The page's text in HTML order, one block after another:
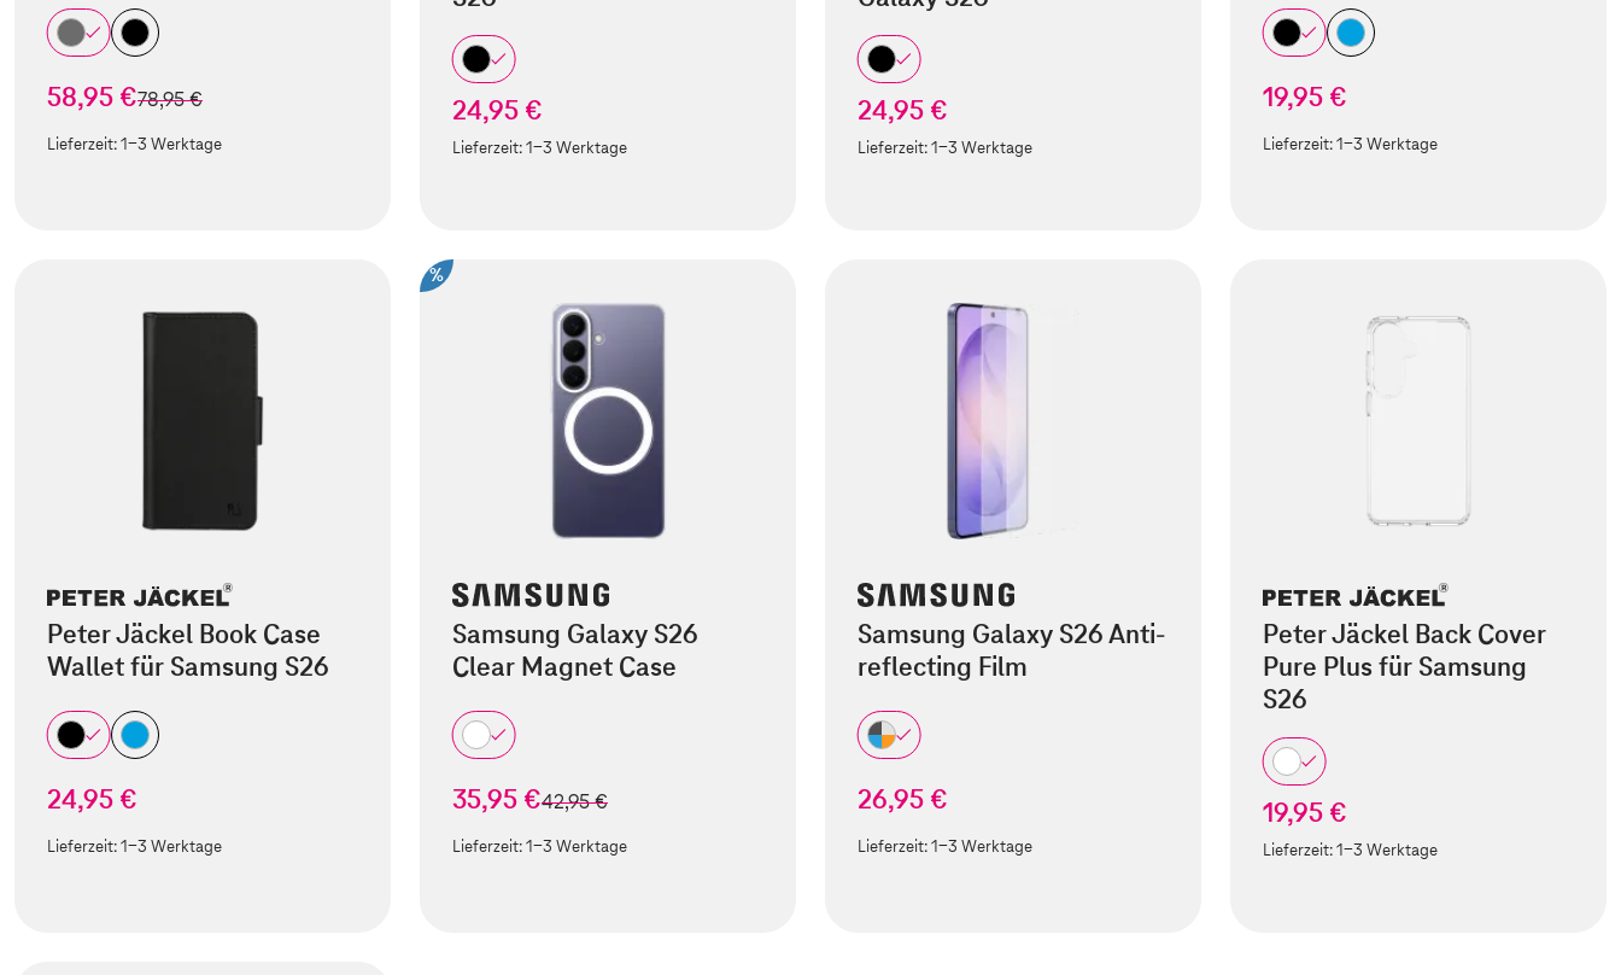
58,95 €statt
78,95 €
Lieferzeit:1-3 Werktage
24,95 €
Lieferzeit:1-3 Werktage
24,95 €
Lieferzeit:1-3 Werktage
19,95 €
Lieferzeit:1-3 Werktage
Peter Jäckel Book Case
Wallet für Samsung S26
24,95 €
Lieferzeit:1-3 Werktage
%
Samsung Galaxy S26
Clear Magnet Case
35,95 €statt
42,95 €
Lieferzeit:1-3 Werktage
Samsung Galaxy S26 Anti-
reflecting Film
26,95 €
Lieferzeit:1-3 Werktage
Peter Jäckel Back Cover
Pure Plus für Samsung
S26
19,95 €
Lieferzeit:1-3 Werktage